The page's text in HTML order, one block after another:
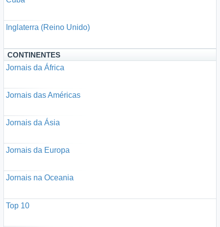
Inglaterra (Reino Unido)
CONTINENTES
Jornais da África
Jornais das Américas
Jornais da Ásia
Jornais da Europa
Jornais na Oceania
Top 10